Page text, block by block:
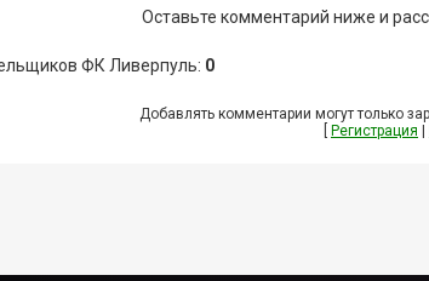
Оставьте комментарий ниже и
ФК Ливерпуль: 0
Добавлять комментарии могут только
Регистрация